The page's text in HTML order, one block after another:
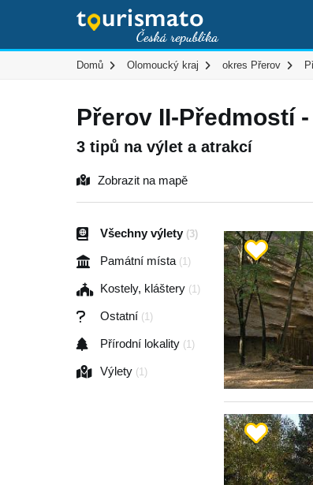
Domů Olomoucký kraj okres Přerov
Přerov II-Předmostí
3 tipů na výlet a atrakcí
Zobrazit na mapě
Všechny výlety (3)
Památní místa (1)
Kostely, kláštery (1)
Ostatní (1)
Přírodní lokality (1)
Výlety (1)